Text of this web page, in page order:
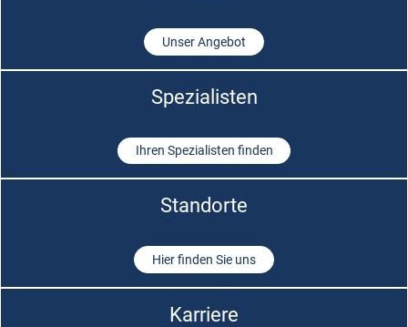
Unser Angebot
Spezialisten
Ihren Spezialisten finden
Standorte
Hier finden Sie uns
Karriere